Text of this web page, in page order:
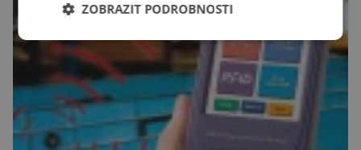
ZOBRAZIT PODROBNOSTI